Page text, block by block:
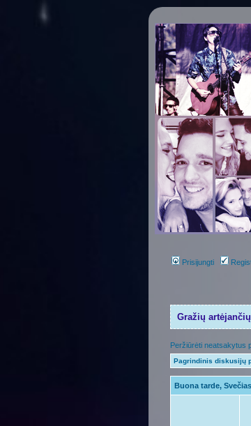
Prisijungti
Gražių
Peržiūrėti neatsakytus
Pagrindinis diskusijų
Buona tarde,